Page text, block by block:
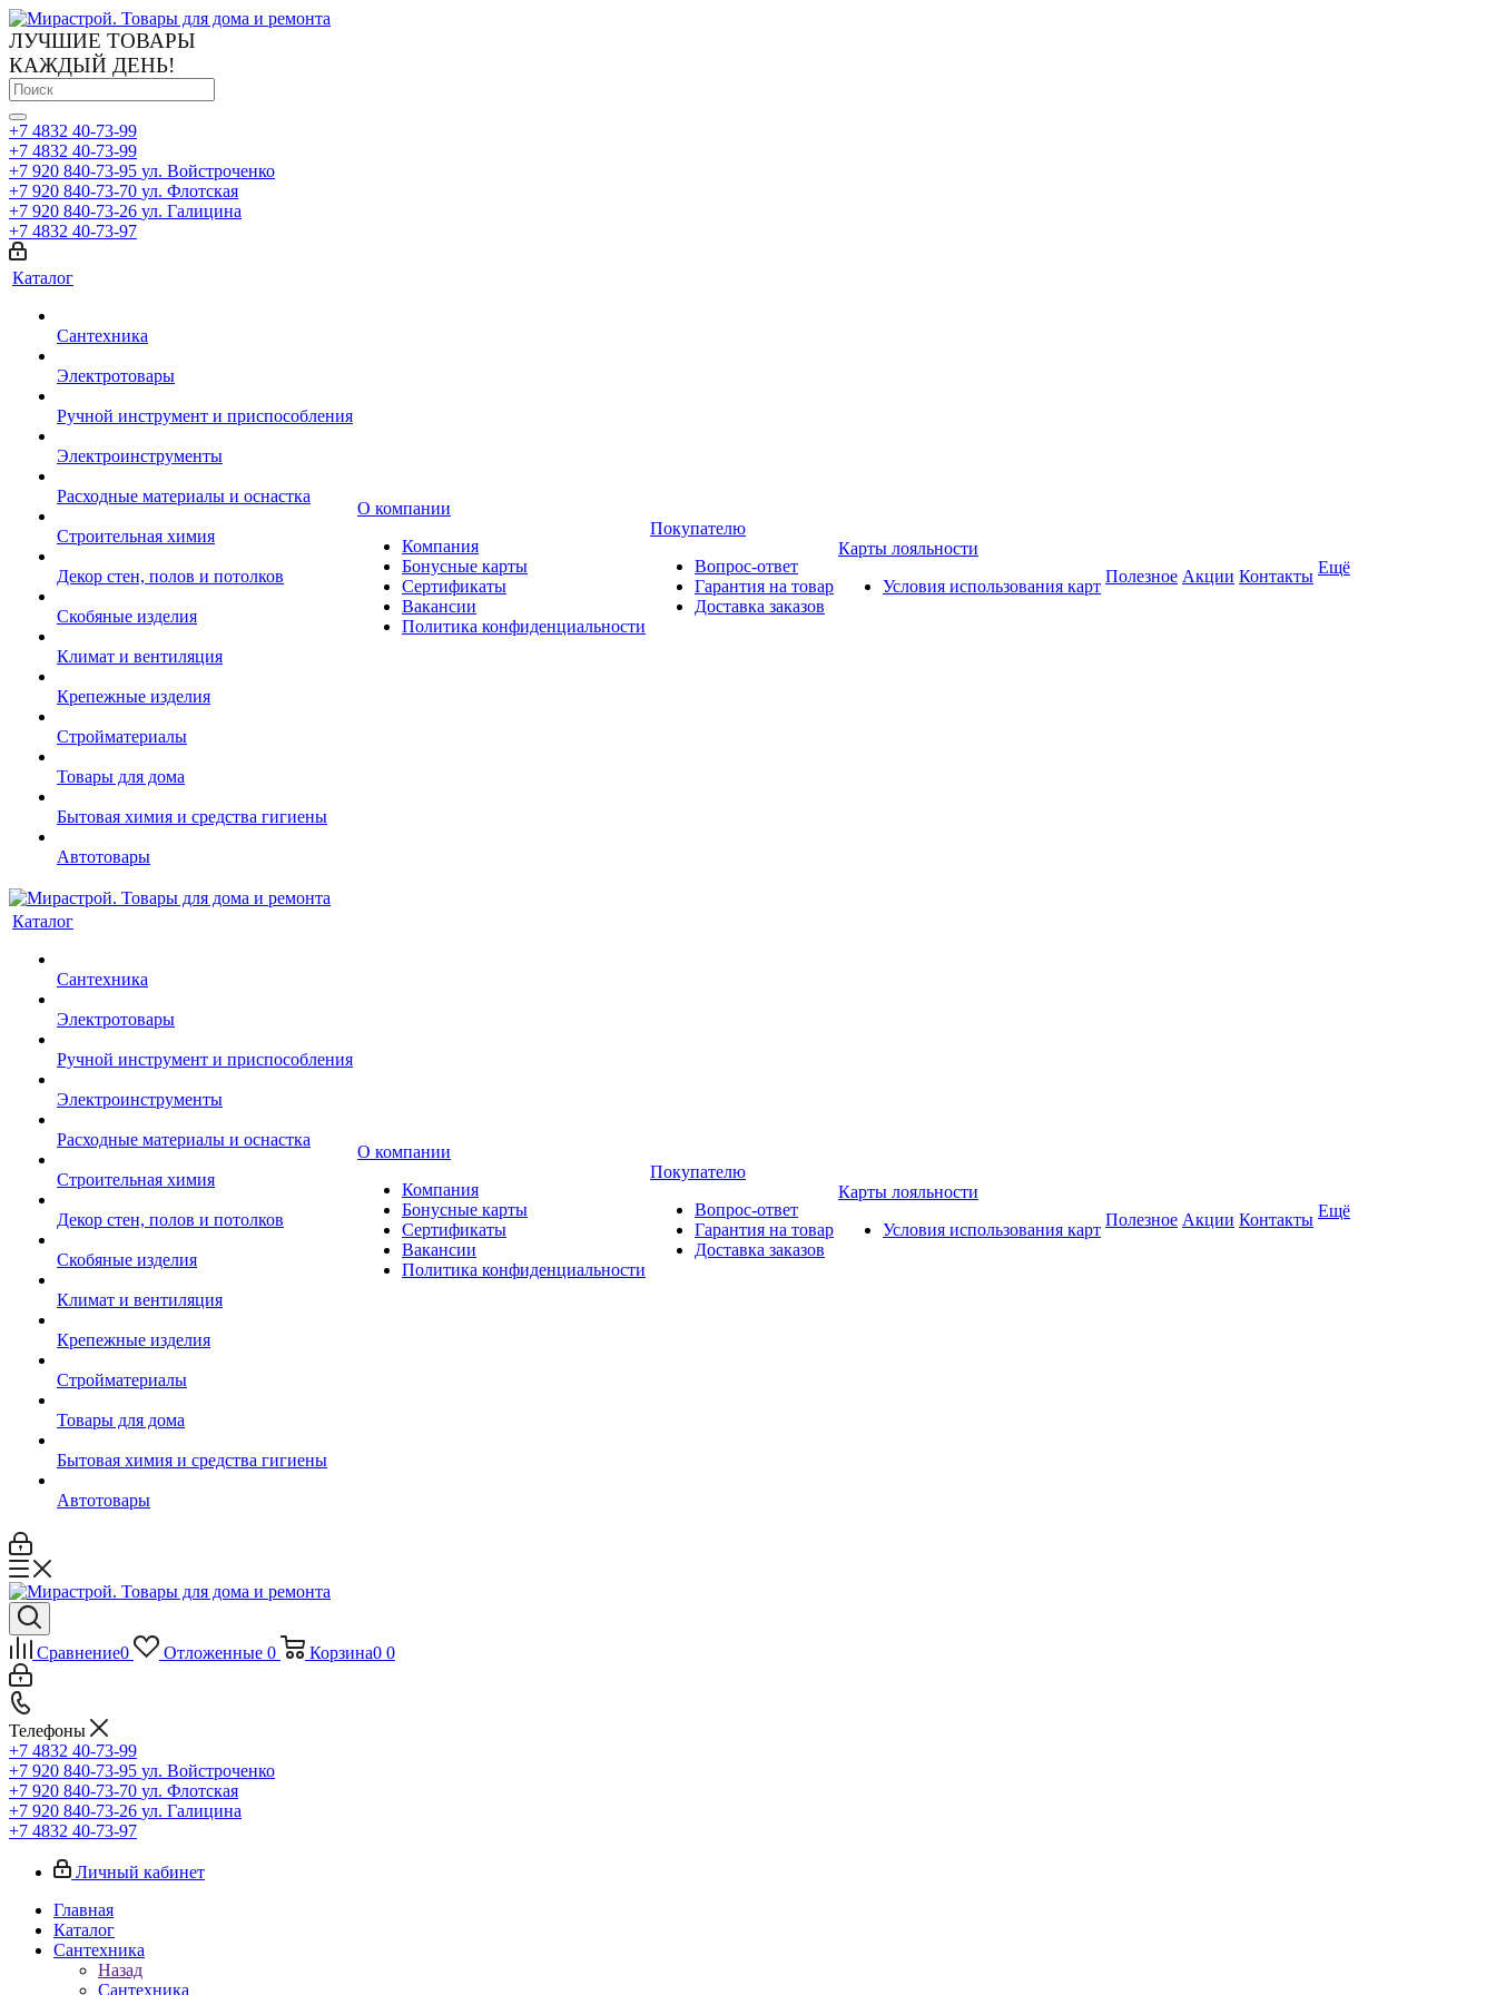
ЛУЧШИЕ ТОВАРЫ
КАЖДЫЙ ДЕНЬ!
+7 4832 40-73-99
+7 4832 40-73-99
+7 920 840-73-95 ул. Войстроченко
+7 920 840-73-70 ул. Флотская
+7 920 840-73-26 ул. Галицина
+7 4832 40-73-97
Каталог
Сантехника
Электротовары
Ручной инструмент и приспособления
Электроинструменты
Расходные материалы и оснастка
Строительная химия
Декор стен, полов и потолков
Скобяные изделия
Климат и вентиляция
Крепежные изделия
Стройматериалы
Товары для дома
Бытовая химия и средства гигиены
Автотовары
О компании
Компания
Бонусные карты
Сертификаты
Вакансии
Политика конфиденциальности
Покупателю
Вопрос-ответ
Гарантия на товар
Доставка заказов
Карты лояльности
Условия использования карт
Полезное Акции Контакты Ещё
Каталог
Сантехника
Электротовары
Ручной инструмент и приспособления
Электроинструменты
Расходные материалы и оснастка
Строительная химия
Декор стен, полов и потолков
Скобяные изделия
Климат и вентиляция
Крепежные изделия
Стройматериалы
Товары для дома
Бытовая химия и средства гигиены
Автотовары
О компании
Компания
Бонусные карты
Сертификаты
Вакансии
Политика конфиденциальности
Покупателю
Вопрос-ответ
Гарантия на товар
Доставка заказов
Карты лояльности
Условия использования карт
Полезное Акции Контакты Ещё
Сравнение0 Отложенные 0 Корзина0 0
Телефоны
+7 4832 40-73-99
+7 920 840-73-95 ул. Войстроченко
+7 920 840-73-70 ул. Флотская
+7 920 840-73-26 ул. Галицина
+7 4832 40-73-97
Личный кабинет
Главная
Каталог
Сантехника
Назад
Сантехника